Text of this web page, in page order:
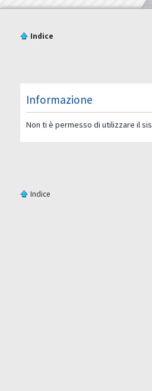
Indice
Informazione
Non ti è permesso di utilizzare il
Indice